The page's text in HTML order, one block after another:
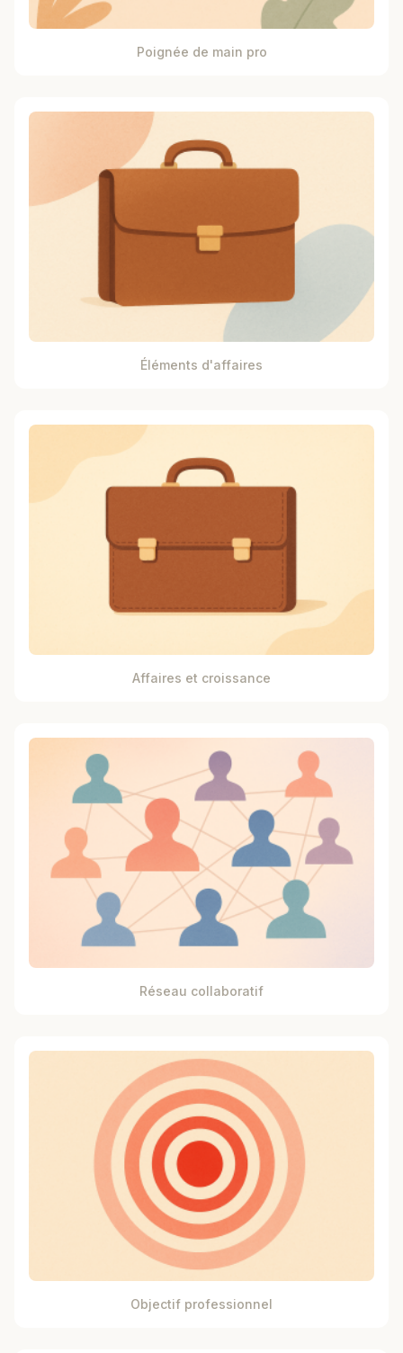
Poignée de main pro
Éléments d'affaires
Affaires et croissance
Réseau collaboratif
Objectif professionnel